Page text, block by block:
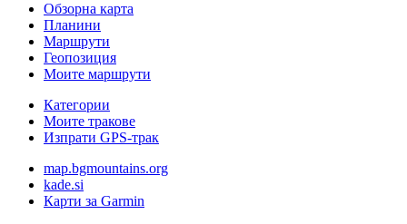
Обзорна карта
Планини
Маршрути
Геопозиция
Моите маршрути
Категории
Моите тракове
Изпрати GPS-трак
map.bgmountains.org
kade.si
Карти за Garmin